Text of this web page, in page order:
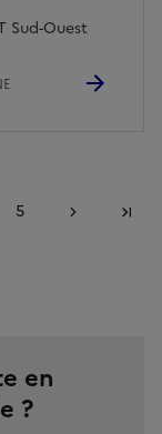
Sud-Ouest
5 Page
en
?